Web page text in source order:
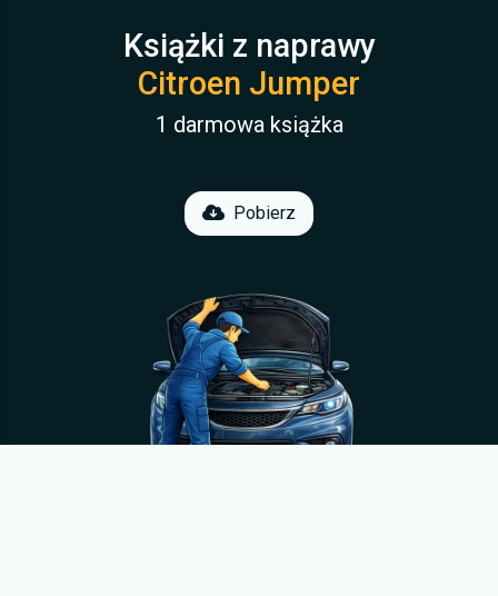
Książki z naprawy
Citroen Jumper
1 darmowa książka
Pobierz